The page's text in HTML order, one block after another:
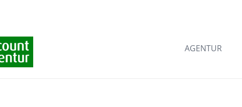
AGENTUR